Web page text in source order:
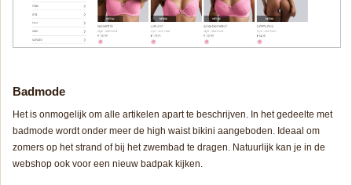
Badmode
Het is onmogelijk om alle artikelen apart te beschrijven. In het gedeelte met
badmode wordt onder meer de high waist bikini aangeboden. Ideaal om
zomers op het strand of bij het zwembad te dragen. Natuurlijk kan je in de
webshop ook voor een nieuw badpak kijken.